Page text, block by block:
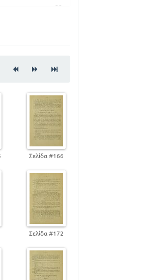
32
95
Σελίδα #166
Σελίδα #172